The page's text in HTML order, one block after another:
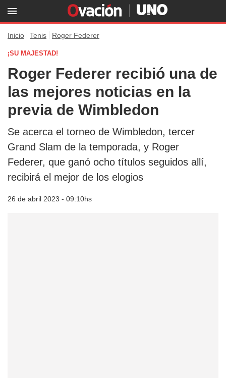
Inicio Tenis Roger Federer
¡SU MAJESTAD!
Roger Federer recibió una de
las mejores noticias en la
previa de Wimbledon
Se acerca el torneo de Wimbledon, tercer
Grand Slam de la temporada, y Roger
Federer, que ganó ocho títulos seguidos allí,
recibirá el mejor de los elogios
26 de abril 2023 - 09:10hs